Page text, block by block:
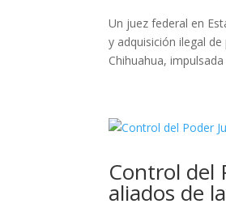
Un juez federal en
y adquisición ilegal
Chihuahua, impulsada
Control del
aliados de